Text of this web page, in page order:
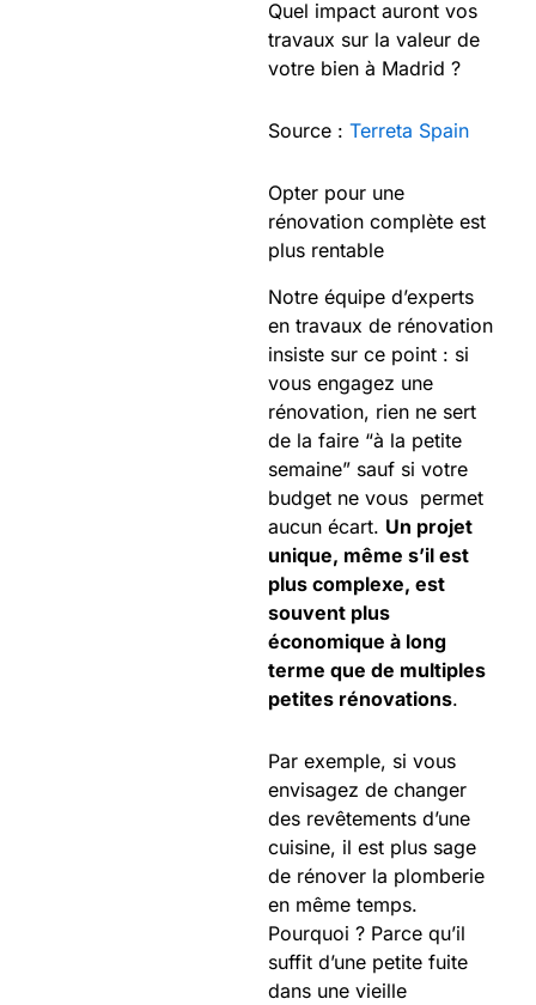
Quel impact auront vos
travaux sur la valeur de
votre bien à Madrid ?
Source : Terreta Spain
Opter pour une
rénovation complète est
plus rentable
Notre équipe d’experts
en travaux de rénovation
insiste sur ce point : si
vous engagez une
rénovation, rien ne sert
de la faire “à la petite
semaine” sauf si votre
budget ne vous permet
aucun écart. Un projet
unique, même s’il est
plus complexe, est
souvent plus
économique à long
terme que de multiples
petites rénovations.
Par exemple, si vous
envisagez de changer
des revêtements d’une
cuisine, il est plus sage
de rénover la plomberie
en même temps.
Pourquoi ? Parce qu’il
suffit d’une petite fuite
dans une vieille